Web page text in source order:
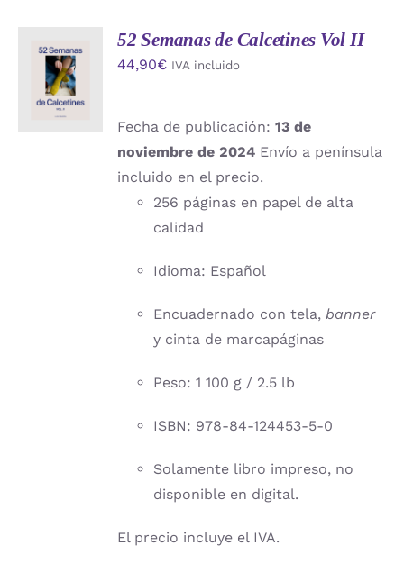
AÑADIR
AL
CARRITO
/
DETALLES
52 Semanas de Calcetines Vol II
44,90€ IVA incluido
Fecha de publicación:13 de
noviembre de 2024 Envío a península
incluido en el precio.
256 páginas en papel de alta
calidad
Idioma: Español
Encuadernado con tela,banner
y cinta de marcapáginas
Peso: 1 100 g / 2.5 lb
ISBN: 978-84-124453-5-0
Solamente libro impreso, no
disponible en digital.
El precio incluye el IVA.